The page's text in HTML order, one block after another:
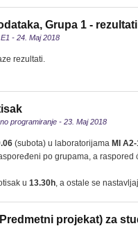
Grupa 1 -
- 24. Maj 2018
rezultati.
programiranje - 23. Maj 2018
(subota) u laboratorijama MI
po grupama, a
u 13.30h, a ostale se
projekat) za